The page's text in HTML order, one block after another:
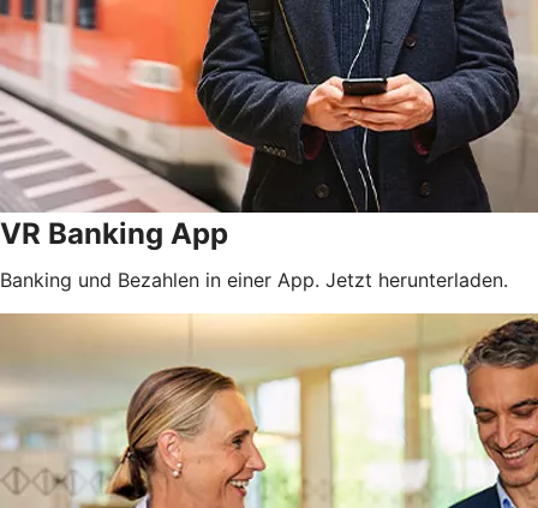
VR Banking App
Banking und Bezahlen in einer App. Jetzt herunterladen.